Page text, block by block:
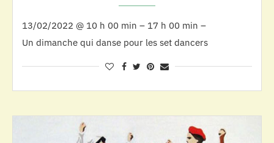
13/02/2022 @ 10 h 00 min – 17 h 00 min –
Un dimanche qui danse pour les set dancers